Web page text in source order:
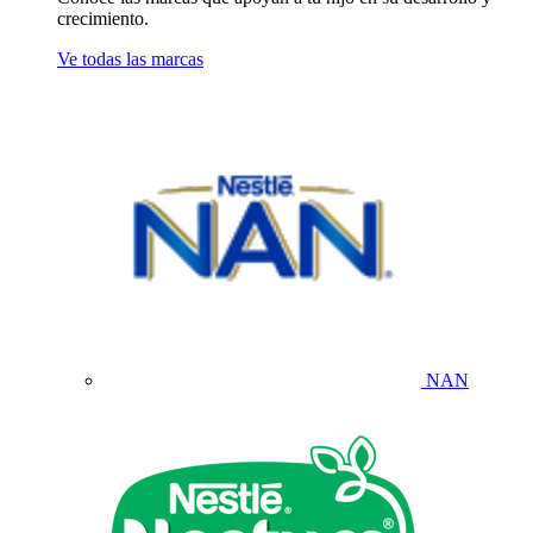
crecimiento.
Ve todas las marcas
NAN